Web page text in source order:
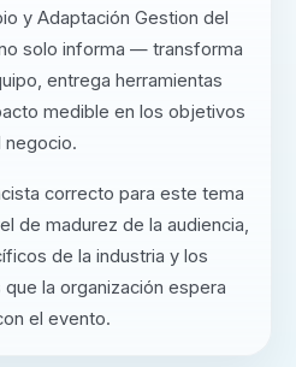
y Adaptación Gestion del
solo informa — transforma
entrega herramientas
medible en los objetivos
negocio.
correcto para este tema
de madurez de la audiencia,
de la industria y los
la organización espera
el evento.